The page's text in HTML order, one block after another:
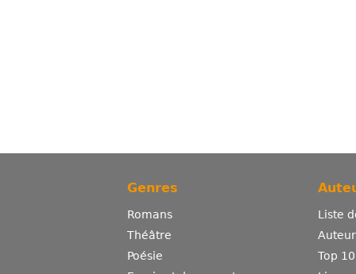
Genres
Romans
Théâtre
Poésie
Liste
Top